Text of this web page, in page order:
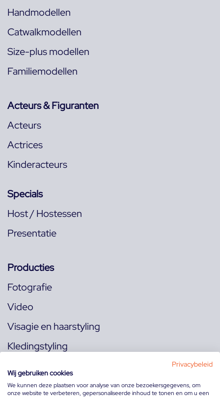
Handmodellen
Catwalkmodellen
Size-plus modellen
Familiemodellen
Acteurs & Figuranten
Acteurs
Actrices
Kinderacteurs
Specials
Host / Hostessen
Presentatie
Producties
Fotografie
Video
Visagie en haarstyling
Kledingstyling
Privacybeleid
Wij gebruiken cookies
We kunnen deze plaatsen voor analyse van onze bezoekersgegevens, om
onze website te verbeteren, gepersonaliseerde inhoud te tonen en om u een